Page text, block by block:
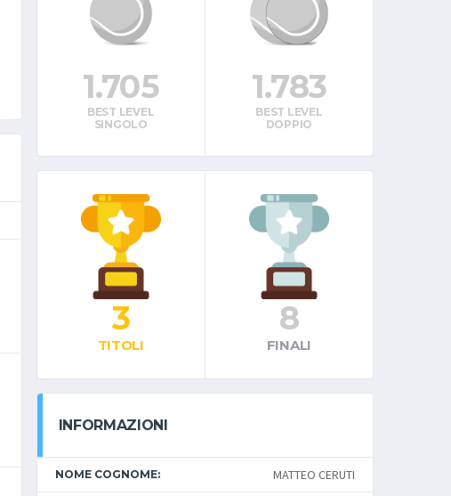
1.705
BEST LEVEL
SINGOLO
1.783
BEST LEVEL
DOPPIO
3
TITOLI
8
FINALI
INFORMAZIONI
NOME COGNOME: MATTEO CERUTI